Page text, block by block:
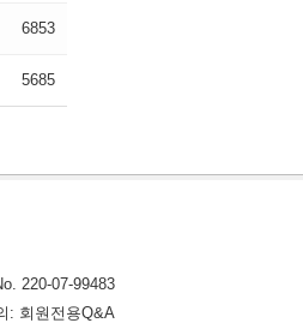
6853
5685
220-07-99483
: 회원전용Q&A